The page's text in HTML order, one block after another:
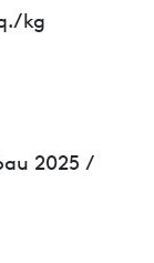
kg
2025 /